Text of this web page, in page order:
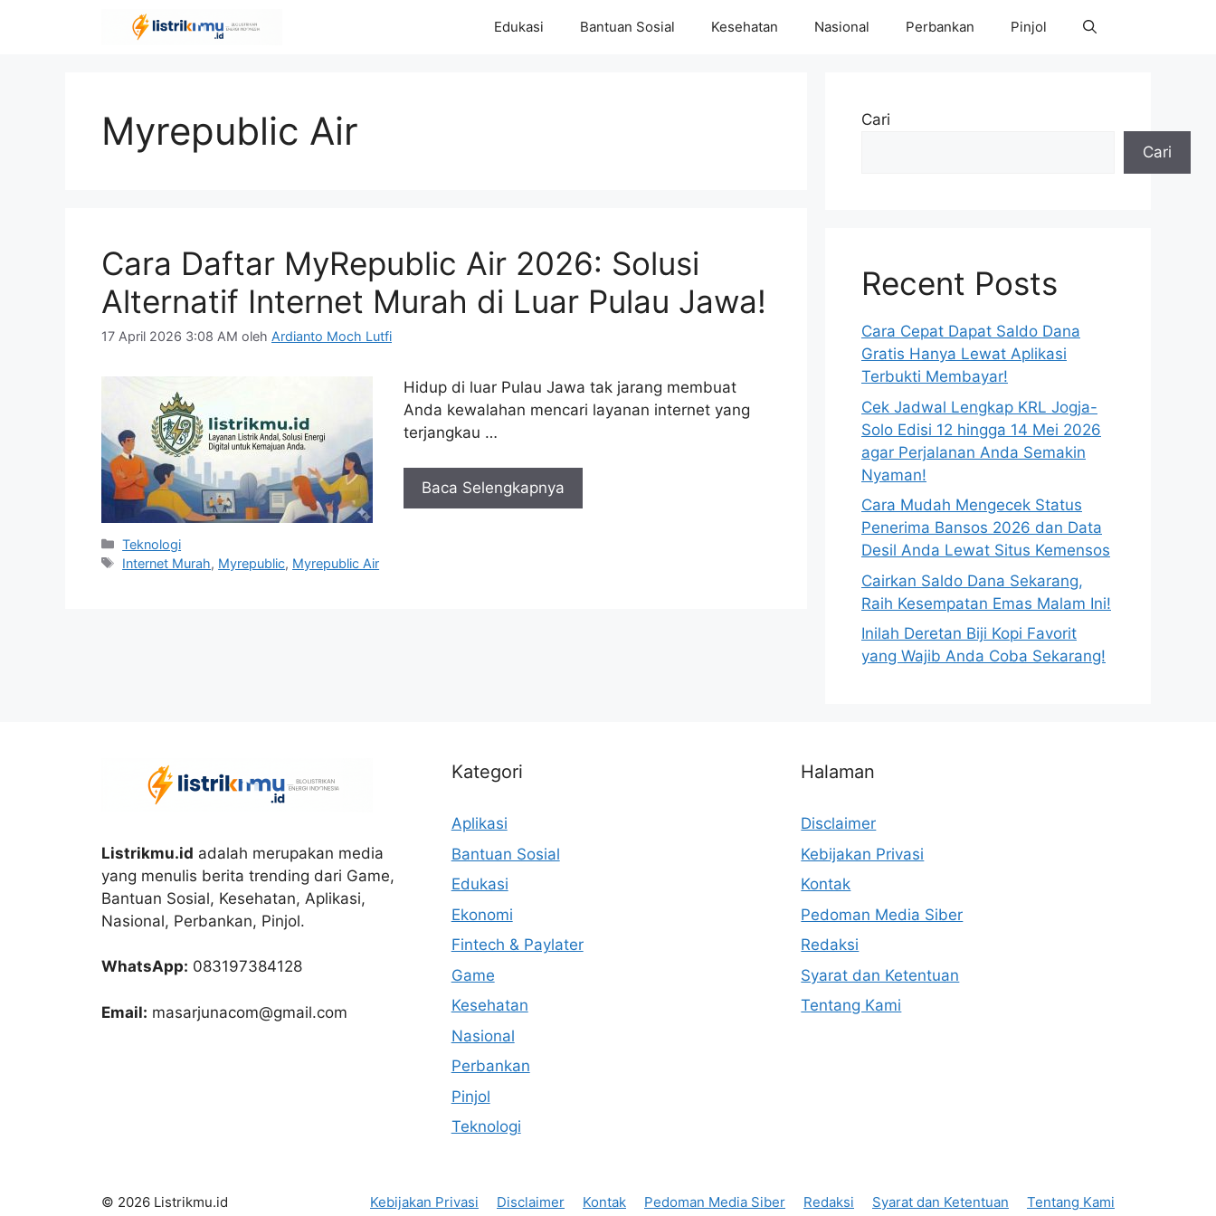
Edukasi Bantuan Sosial Kesehatan Nasional Perbankan Pinjol
Myrepublic Air
Cara Daftar MyRepublic Air 2026: Solusi
Alternatif Internet Murah di Luar Pulau Jawa!
17 April 2026 3:08 AM oleh Ardianto Moch Lutfi
Hidup di luar Pulau Jawa tak jarang membuat
Anda kewalahan mencari layanan internet yang
terjangkau …
Baca Selengkapnya
Kategori
Teknologi
Tag
Internet Murah, Myrepublic, Myrepublic Air
Cari
Cari
Recent Posts
Cara Cepat Dapat Saldo Dana
Gratis Hanya Lewat Aplikasi
Terbukti Membayar!
Cek Jadwal Lengkap KRL Jogja-
Solo Edisi 12 hingga 14 Mei 2026
agar Perjalanan Anda Semakin
Nyaman!
Cara Mudah Mengecek Status
Penerima Bansos 2026 dan Data
Desil Anda Lewat Situs Kemensos
Cairkan Saldo Dana Sekarang,
Raih Kesempatan Emas Malam Ini!
Inilah Deretan Biji Kopi Favorit
yang Wajib Anda Coba Sekarang!
Listrikmu.id adalah merupakan media
yang menulis berita trending dari Game,
Bantuan Sosial, Kesehatan, Aplikasi,
Nasional, Perbankan, Pinjol.
WhatsApp: 083197384128
Email: masarjunacom@gmail.com
Kategori
Aplikasi
Bantuan Sosial
Edukasi
Ekonomi
Fintech & Paylater
Game
Kesehatan
Nasional
Perbankan
Pinjol
Teknologi
Halaman
Disclaimer
Kebijakan Privasi
Kontak
Pedoman Media Siber
Redaksi
Syarat dan Ketentuan
Tentang Kami
Kebijakan Privasi Disclaimer Kontak Pedoman Media Siber Redaksi Syarat dan Ketentuan Tentang Kami
© 2026 Listrikmu.id